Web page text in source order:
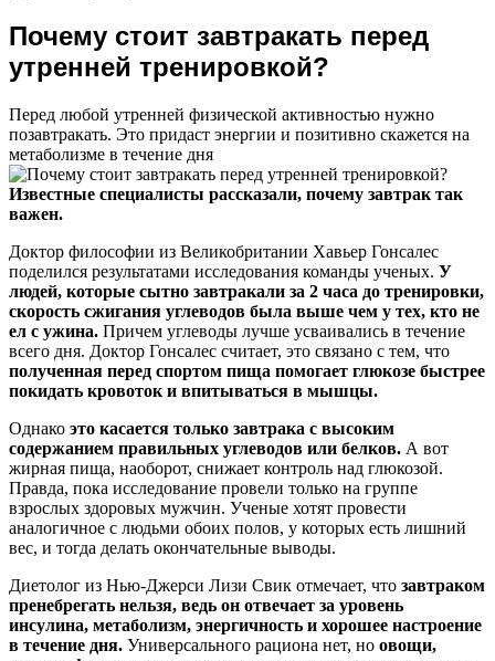
Почему стоит завтракать перед
утренней тренировкой?
Перед любой утренней физической активностью нужно
позавтракать. Это придаст энергии и позитивно скажется на
метаболизме в течение дня
Известные специалисты рассказали, почему завтрак так
важен.
Доктор философии из Великобритании Хавьер Гонсалес
поделился результатами исследования команды ученых. У
людей, которые сытно завтракали за 2 часа до тренировки,
скорость сжигания углеводов была выше чем у тех, кто не
ел с ужина. Причем углеводы лучше усваивались в течение
всего дня. Доктор Гонсалес считает, это связано с тем, что
полученная перед спортом пища помогает глюкозе быстрее
покидать кровоток и впитываться в мышцы.
Однако это касается только завтрака с высоким
содержанием правильных углеводов или белков. А вот
жирная пища, наоборот, снижает контроль над глюкозой.
Правда, пока исследование провели только на группе
взрослых здоровых мужчин. Ученые хотят провести
аналогичное с людьми обоих полов, у которых есть лишний
вес, и тогда делать окончательные выводы.
Диетолог из Нью-Джерси Лизи Свик отмечает, что завтраком
пренебрегать нельзя, ведь он отвечает за уровень
инсулина, метаболизм, энергичность и хорошее настроение
в течение дня. Универсального рациона нет, но овощи,